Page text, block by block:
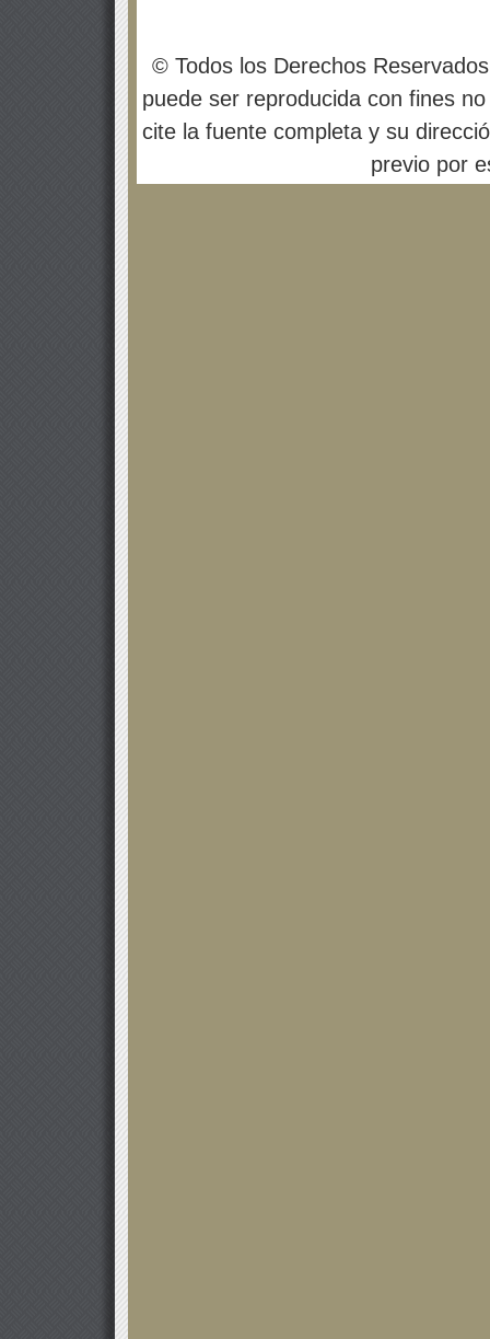
© Todos los Derechos
puede ser reproducida con fines
cite la fuente completa y su
previo por